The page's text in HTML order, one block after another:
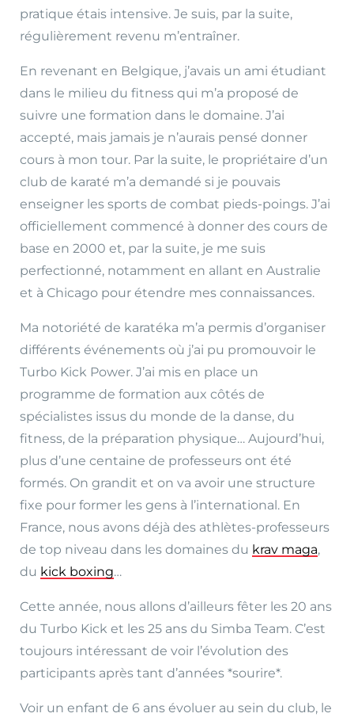
pratique étais intensive. Je suis, par la suite,
régulièrement revenu m’entraîner.
En revenant en Belgique, j’avais un ami étudiant
dans le milieu du fitness qui m’a proposé de
suivre une formation dans le domaine. J’ai
accepté, mais jamais je n’aurais pensé donner
cours à mon tour. Par la suite, le propriétaire d’un
club de karaté m’a demandé si je pouvais
enseigner les sports de combat pieds-poings. J’ai
officiellement commencé à donner des cours de
base en 2000 et, par la suite, je me suis
perfectionné, notamment en allant en Australie
et à Chicago pour étendre mes connaissances.
Ma notoriété de karatéka m’a permis d’organiser
différents événements où j’ai pu promouvoir le
Turbo Kick Power. J’ai mis en place un
programme de formation aux côtés de
spécialistes issus du monde de la danse, du
fitness, de la préparation physique… Aujourd’hui,
plus d’une centaine de professeurs ont été
formés. On grandit et on va avoir une structure
fixe pour former les gens à l’international. En
France, nous avons déjà des athlètes-professeurs
de top niveau dans les domaines du krav maga,
du kick boxing…
Cette année, nous allons d’ailleurs fêter les 20 ans
du Turbo Kick et les 25 ans du Simba Team. C’est
toujours intéressant de voir l’évolution des
participants après tant d’années *sourire*.
Voir un enfant de 6 ans évoluer au sein du club, le